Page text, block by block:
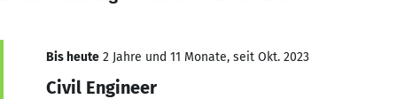
Bis heute 2 Jahre und 11 Monate, seit Okt. 2023
Civil Engineer